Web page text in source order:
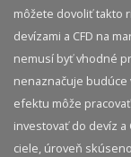
môžete dovoliť takto
devízami a CFD na
nemusí byť vhodné
nenaznačuje budúce
efektu môže
investovať do devíz a
ciele, úroveň